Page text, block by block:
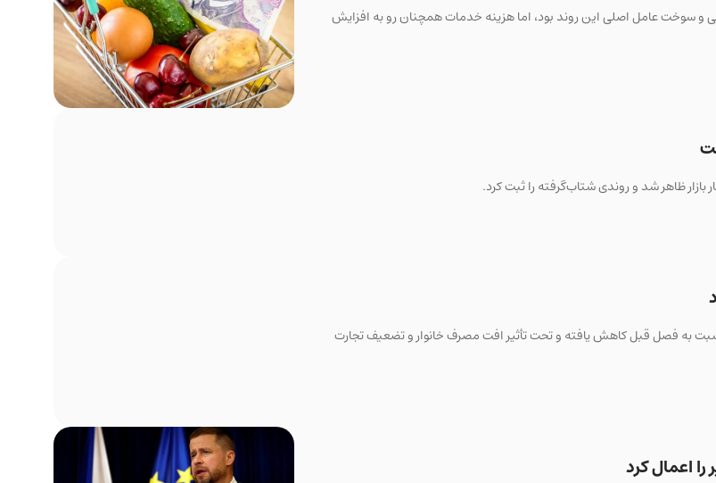
افت قیمت مواد غذایی و سوخت عامل اصلی این روند بود، اما هزینه خدمات همچنان رو به افزایش
با رشد ۰/۲ درصدی همراه شد که نسبت به فصل قبل کاهش یافته و تحت تأثیر افت مصرف خانوار و تضعیف تجارت
اعمال کرد